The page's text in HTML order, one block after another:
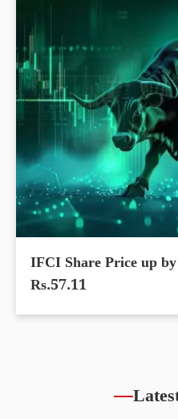
IFCI Share Price up
Rs.57.11